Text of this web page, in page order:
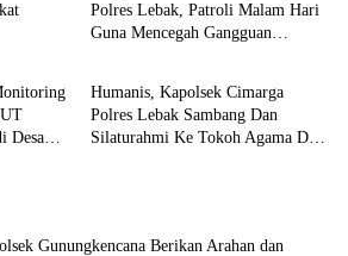
Polres Lebak, Patroli Malam Hari
Guna Mencegah Gangguan
Desa
Polri
Humanis, Kapolsek Cimarga
Polres Lebak Sambang Dan
Silaturahmi Ke Tokoh Agama Desa
Gunungkencana Berikan Arahan dan